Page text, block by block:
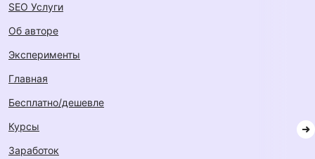
SEO Услуги
Об авторе
Эксперименты
Главная
Бесплатно/дешевле
Курсы
Заработок